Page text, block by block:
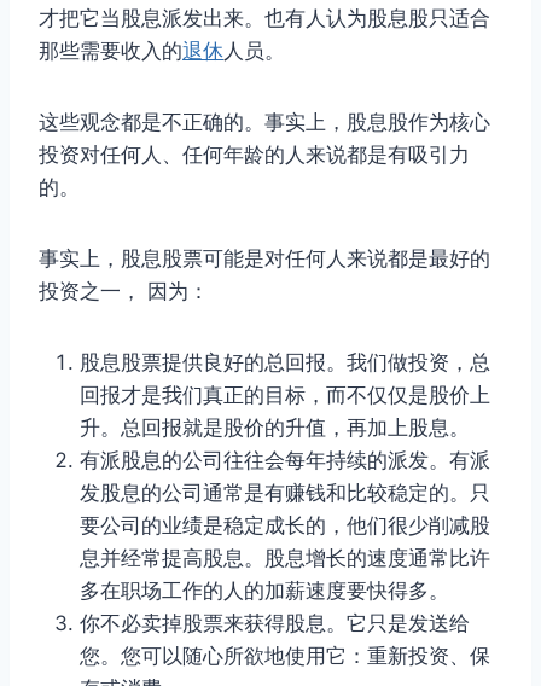
才把它当股息派发出来。也有人认为股息股只适合
那些需要收入的退休人员。
这些观念都是不正确的。事实上，股息股作为核心
投资对任何人、任何年龄的人来说都是有吸引力
的。
事实上，股息股票可能是对任何人来说都是最好的
投资之一， 因为：
股息股票提供良好的总回报。我们做投资，总
回报才是我们真正的目标，而不仅仅是股价上
升。总回报就是股价的升值，再加上股息。
有派股息的公司往往会每年持续的派发。有派
发股息的公司通常是有赚钱和比较稳定的。只
要公司的业绩是稳定成长的，他们很少削减股
息并经常提高股息。股息增长的速度通常比许
多在职场工作的人的加薪速度要快得多。
你不必卖掉股票来获得股息。它只是发送给
您。您可以随心所欲地使用它：重新投资、保